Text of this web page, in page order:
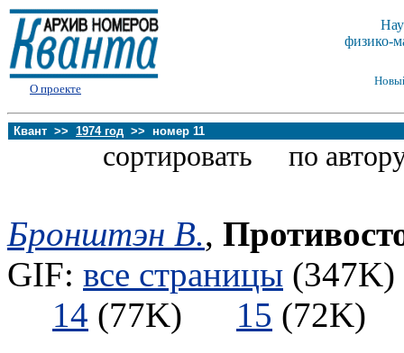
О проекте
физико-
Квант >> 1974 год >> номер 11
сортировать по
Бронштэн В.,
GIF: все страницы
14 (77K) 15